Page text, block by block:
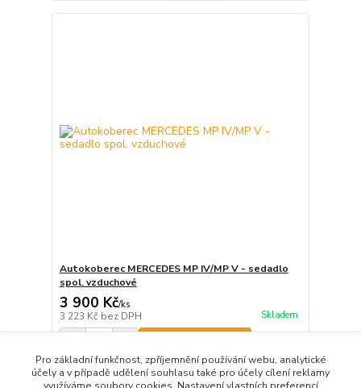
Autokoberec MERCEDES MP IV/MP V - sedadlo
spol. vzduchové
3 900 Kč/ks
3 223 Kč bez DPH Skladem
Pro základní funkčnost, zpříjemnění používání webu, analytické
účely a v případě udělení souhlasu také pro účely cílení reklamy